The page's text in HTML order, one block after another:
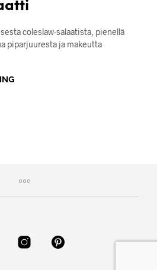
coleslaw-salaatista, pienellä
piparjuuresta ja makeutta